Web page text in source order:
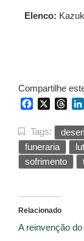
Elenco:
Compartilhe
Facebook
Tags:
funeraria
sofrimento
Relacionado
A reinvenção